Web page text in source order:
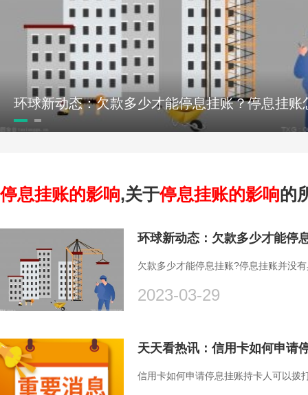
停息挂账的影响,关于停息挂账的影响的
环球新动态：欠款多少才能停
欠款多少才能停息挂账?停息挂账并没
2023-03-29
信用卡如何申请停息挂账持卡人可以拨